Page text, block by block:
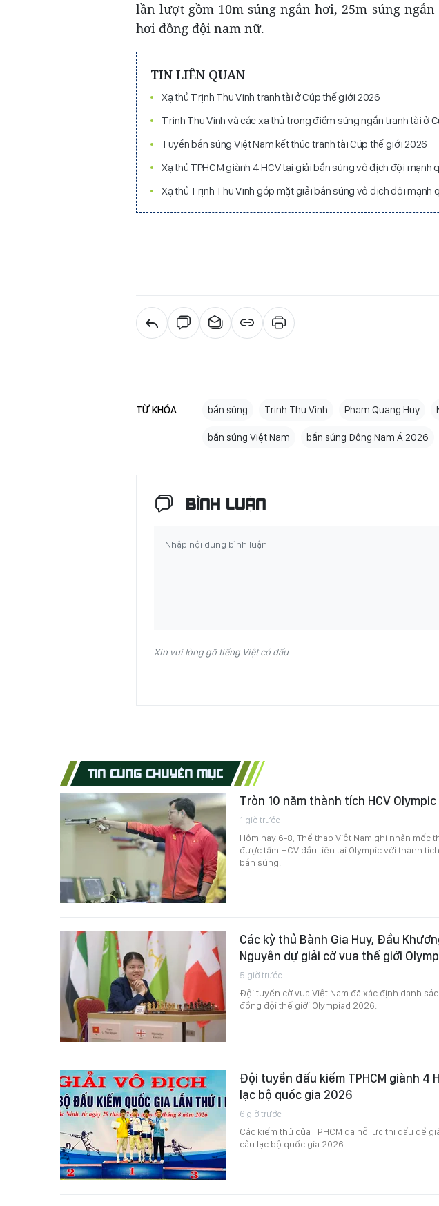
lần lượt gồm 10m súng ngắn hơi, 25m súng ngắn
hơi đồng đội nam nữ.
TIN LIÊN QUAN
Xạ thủ Trịnh Thu Vinh tranh tài ở Cúp thế giới 2026
Trịnh Thu Vinh và các xạ thủ trọng điểm súng ngắn tranh tài ở
Tuyển bắn súng Việt Nam kết thúc tranh tài Cúp thế giới 2026
Xạ thủ TPHCM giành 4 HCV tại giải bắn súng vô địch đội mạnh
Xạ thủ Trịnh Thu Vinh góp mặt giải bắn súng vô địch đội mạnh
TỪ KHÓA bắn súng Trịnh Thu Vinh Phạm Quang Huy
bắn súng Việt Nam bắn súng Đông Nam Á 2026
BÌNH LUẬN
Xin vui lòng gõ tiếng Việt có dấu
TIN CÙNG CHUYÊN MỤC
Tròn 10 năm thành tích HCV
1 giờ trước
Hôm nay 6-8, Thể thao Việt Nam ghi nhân mốc
được tấm HCV đầu tiên tại Olympic với thành
bắn súng.
Các kỳ thủ Bành Gia Huy, Đầu
Nguyên dự giải cờ vua thế giới
5 giờ trước
Đội tuyển cờ vua Việt Nam đã xác định danh
đồng đội thế giới Olympiad 2026.
Đội tuyển đấu kiếm TPHCM giành 4
lạc bộ quốc gia 2026
6 giờ trước
Các kiếm thủ của TPHCM đã nỗ lực thi đấu để
câu lạc bộ quốc gia 2026.